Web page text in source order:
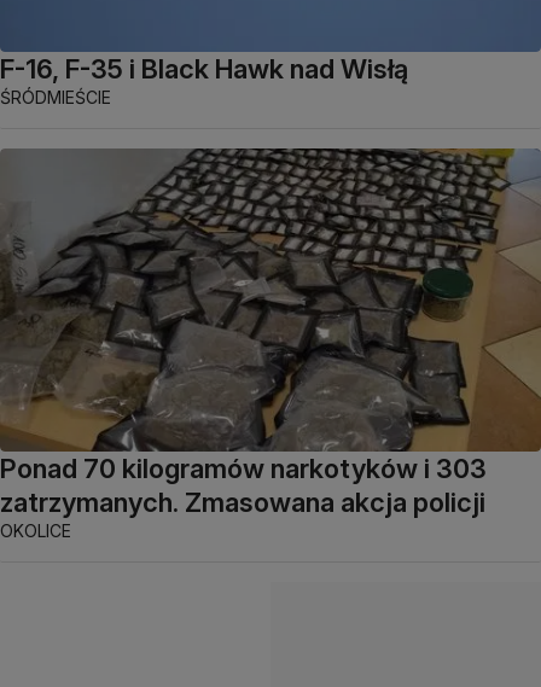
F-16, F-35 i Black Hawk nad Wisłą
ŚRÓDMIEŚCIE
Ponad 70 kilogramów narkotyków i 303
zatrzymanych. Zmasowana akcja policji
OKOLICE